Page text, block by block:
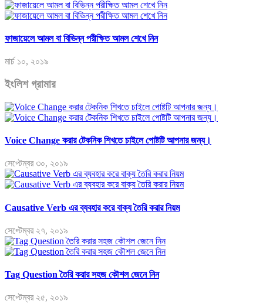
ফাজায়েলে আমল বা বিভিন্ন পরীক্ষিত আমল শেখে নিন
মার্চ ১০, ২০১৯
ইংলিশ গ্রামার
Voice Change করার টেকনিক শিখতে চাইলে পোষ্টটি আপনার জন্য।
সেপ্টেম্বর ৩০, ২০১৯
Causative Verb এর ব্যবহার করে বাক্য তৈরি করার নিয়ম
সেপ্টেম্বর ২৭, ২০১৯
Tag Question তৈরি করার সহজ কৌশল জেনে নিন
সেপ্টেম্বর ২৫, ২০১৯